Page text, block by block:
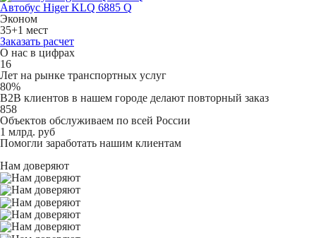
Автобус Higer KLQ 6885 Q
Эконом
35+1 мест
Заказать расчет
О нас в цифрах
16
Лет на рынке транспортных услуг
80%
B2B клиентов в нашем городе делают повторный заказ
858
Объектов обслуживаем по всей России
1 млрд. руб
Помогли заработать нашим клиентам
Нам доверяют